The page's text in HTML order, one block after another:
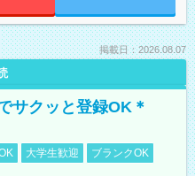
掲載日：2026.08.07
サクッと登録OK＊
大学生歓迎
ブランクOK